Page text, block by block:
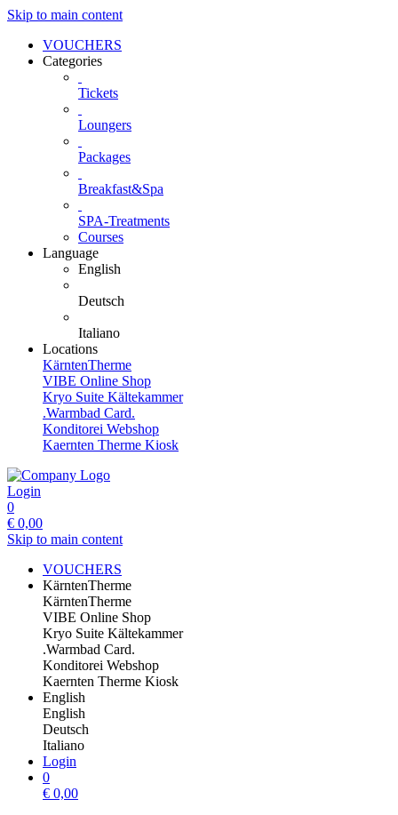
Skip to main content
VOUCHERS
Categories
Tickets
Loungers
Packages
Breakfast&Spa
SPA-Treatments
Courses
Language
English
Deutsch
Italiano
Locations
KärntenTherme
VIBE Online Shop
Kryo Suite Kältekammer
.Warmbad Card.
Konditorei Webshop
Kaernten Therme Kiosk
Login
0
€ 0,00
Skip to main content
VOUCHERS
KärntenTherme
KärntenTherme
VIBE Online Shop
Kryo Suite Kältekammer
.Warmbad Card.
Konditorei Webshop
Kaernten Therme Kiosk
English
English
Deutsch
Italiano
Login
0
€ 0,00